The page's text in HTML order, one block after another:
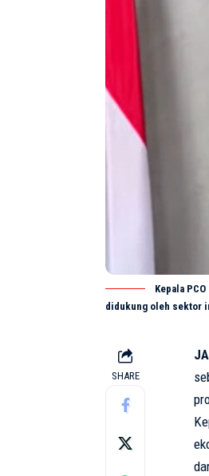
Kepala
didukung oleh sektor
SHARE